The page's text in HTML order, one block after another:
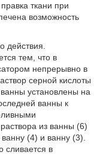
ткани при
возможность
действия.
тем, что в
непрерывно в
серной кислоты
установлены на
ванны к
из ванны (6)
(4) и ванну (3).
сливается в